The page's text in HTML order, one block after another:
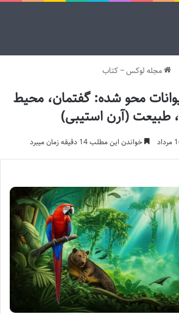
مجله لوکس~کتاب
محو شده: گفتمان، محیط
طبیعت (آرن استیبی)
خواندن این مطلب 14 دقیقه زمان میبرد